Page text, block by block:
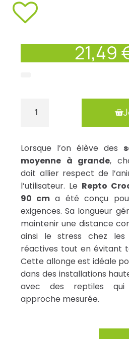
21,49
Lorsque l’on élève des
moyenne à grande,
doit allier respect de
l’utilisateur. Le Repto
90 cm a été conçu
exigences. Sa longueur
maintenir une distance
ainsi le stress chez les
réactives tout en évitant
Cette allonge est idéale
dans des installations
avec des reptiles qui
approche mesurée.